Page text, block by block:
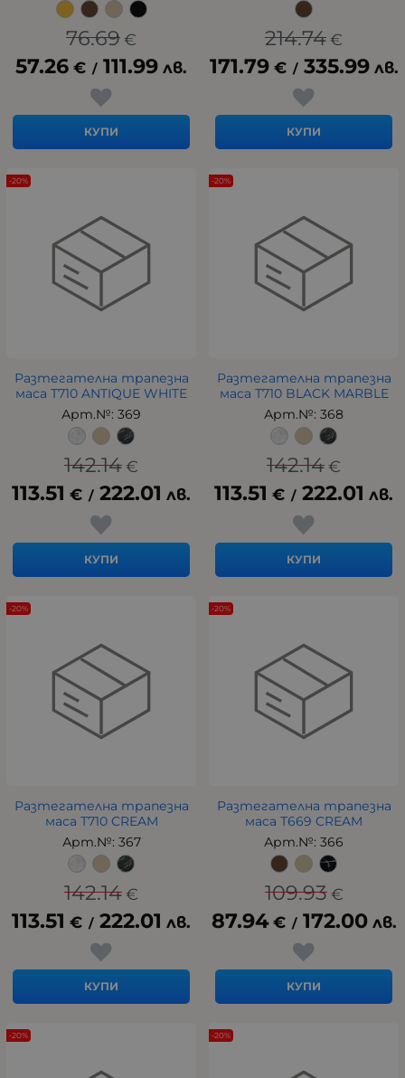
76.69€
57.26 € / 111.99 лв.
КУПИ
214.74€
171.79 € / 335.99 лв.
КУПИ
Разтегателна трапезна
маса Т710 ANTIQUE WHITE
Арт.№: 369
142.14€
113.51 € / 222.01 лв.
КУПИ
-20%
Разтегателна трапезна
маса Т710 BLACK MARBLE
Арт.№: 368
142.14€
113.51 € / 222.01 лв.
КУПИ
-20%
Разтегателна трапезна
маса Т710 CREAM
Арт.№: 367
142.14€
113.51 € / 222.01 лв.
КУПИ
-20%
Разтегателна трапезна
маса Т669 CREAM
Арт.№: 366
109.93 €
87.94 € / 172.00 лв.
КУПИ
-20%
-20% -20%